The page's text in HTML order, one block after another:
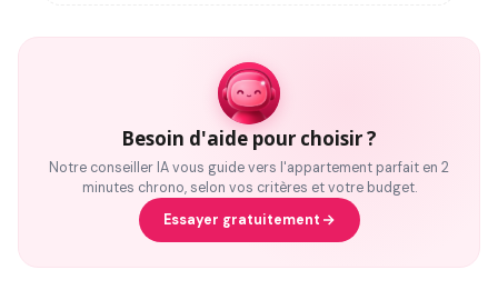
Besoin d'aide pour choisir ?
Notre conseiller IA vous guide vers l'appartement parfait en 2
minutes chrono, selon vos critères et votre budget.
Essayer gratuitement